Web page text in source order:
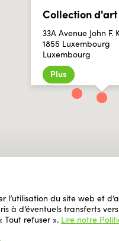
l’utilisation du site web et
à d’éventuels transferts
Tout refuser ». Lire notre
Collection d'art
33A Avenue John F.
1855 Luxembourg
Luxembourg
Plus